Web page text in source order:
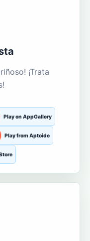
¡Trata
Play on AppGallery
Play from Aptoide